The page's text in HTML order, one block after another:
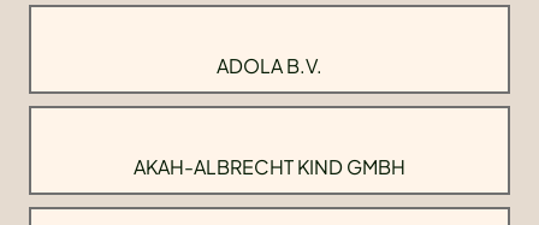
ADOLA B.V.
AKAH-ALBRECHT KIND GMBH